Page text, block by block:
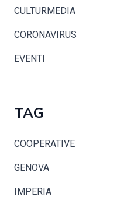
CULTURMEDIA
CORONAVIRUS
EVENTI
TAG
COOPERATIVE
GENOVA
IMPERIA